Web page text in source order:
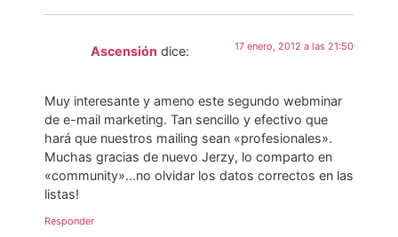
Ascensión dice: 17 enero, 2012 a las 21:50
Muy interesante y ameno este segundo webminar
de e-mail marketing. Tan sencillo y efectivo que
hará que nuestros mailing sean «profesionales».
Muchas gracias de nuevo Jerzy, lo comparto en
«community»…no olvidar los datos correctos en las
listas!
Responder